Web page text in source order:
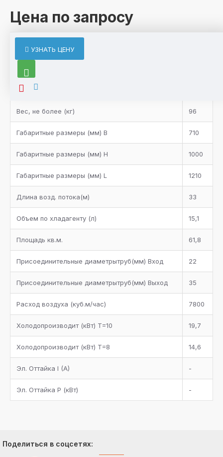
Цена по запросу
УЗНАТЬ ЦЕНУ
ХАРАКТЕРИСТИКИ
Характеристики товара
Вентилятор
Вес, не более (кг) 96
Габаритные размеры (мм) B 710
Габаритные размеры (мм) H 1000
Габаритные размеры (мм) L 1210
Длина возд. потока(м) 33
Объем по хладагенту (л) 15,1
Площадь кв.м. 61,8
Присоединительные диаметрытруб(мм) Вход 22
Присоединительные диаметрытруб(мм) Выход 35
Расход воздуха (куб.м/час) 7800
Холодопроизводит (кВт) Т=10 19,7
Холодопроизводит (кВт) Т=8 14,6
Эл. Оттайка I (A) -
Эл. Оттайка P (кВт) -
Поделиться в соцсетях: